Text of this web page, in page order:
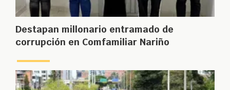
Destapan millonario entramado de
corrupción en Comfamiliar Nariño